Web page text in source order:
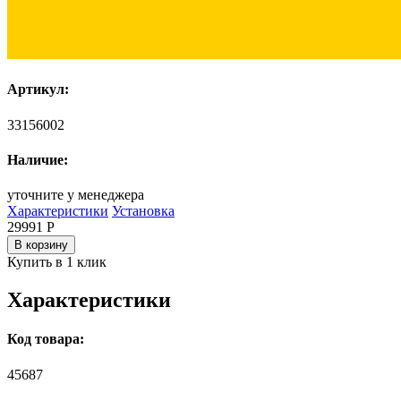
Артикул:
33156002
Наличие:
уточните у менеджера
Характеристики Установка
29991 Р
В корзину
Купить в 1 клик
Характеристики
Код товара:
45687